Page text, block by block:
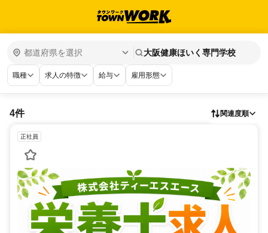
大阪健康ほいく専門学校
職種 求人の特徴 給与 雇用形態
4件 関連度順
正社員